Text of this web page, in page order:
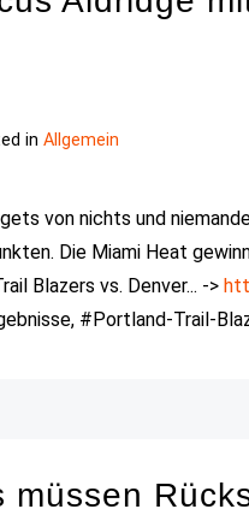
inAllgemein
von nichts und
Die Miami Heat
Blazers vs. Denver... ->
#Portland-Trail-
müssen